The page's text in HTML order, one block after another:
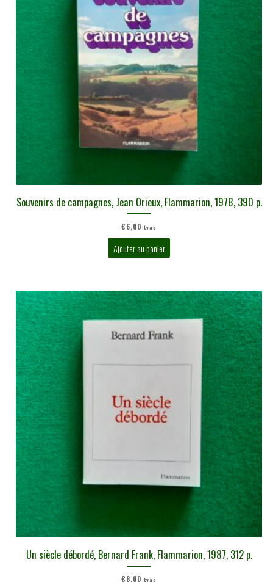
Souvenirs de campagnes, Jean Orieux, Flammarion, 1978, 390 p.
€6,00 tvac
Ajouter au panier
Un siècle débordé, Bernard Frank, Flammarion, 1987, 312 p.
€8,00 tvac